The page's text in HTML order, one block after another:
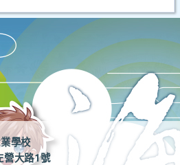
學校
營大路1號